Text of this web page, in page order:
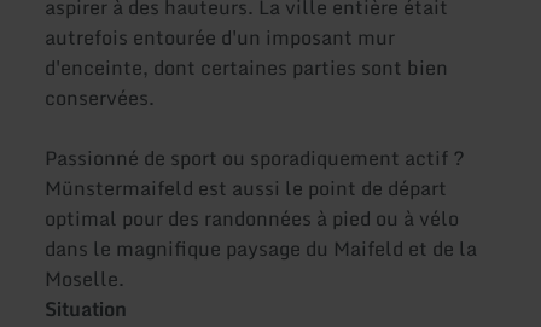
aspirer à des hauteurs. La ville entière était
autrefois entourée d'un imposant mur
d'enceinte, dont certaines parties sont bien
conservées.
Passionné de sport ou sporadiquement actif ?
Münstermaifeld est aussi le point de départ
optimal pour des randonnées à pied ou à vélo
dans le magnifique paysage du Maifeld et de la
Moselle.
Situation